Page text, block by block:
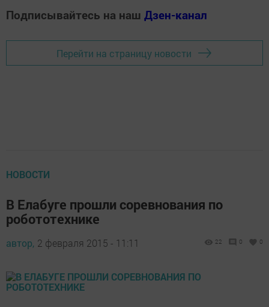
Подписывайтесь на наш Дзен-канал
Перейти на страницу новости
НОВОСТИ
В Елабуге прошли соревнования по
робототехнике
автор, 2 февраля 2015 - 11:11 22 0 0